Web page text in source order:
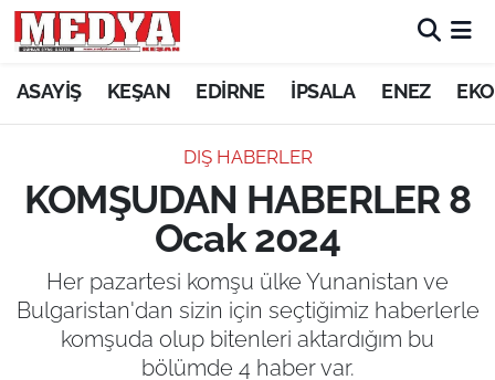
ASAYİŞ KEŞAN EDİRNE İPSALA ENEZ
DIŞ HABERLER
KOMŞUDAN HABERLER 8
Ocak 2024
Her pazartesi komşu ülke Yunanistan ve
Bulgaristan'dan sizin için seçtiğimiz haberlerle
komşuda olup bitenleri aktardığım bu
bölümde 4 haber var.
KEŞAN
ASAYİŞ
GÜNDEM
EKONOMİ